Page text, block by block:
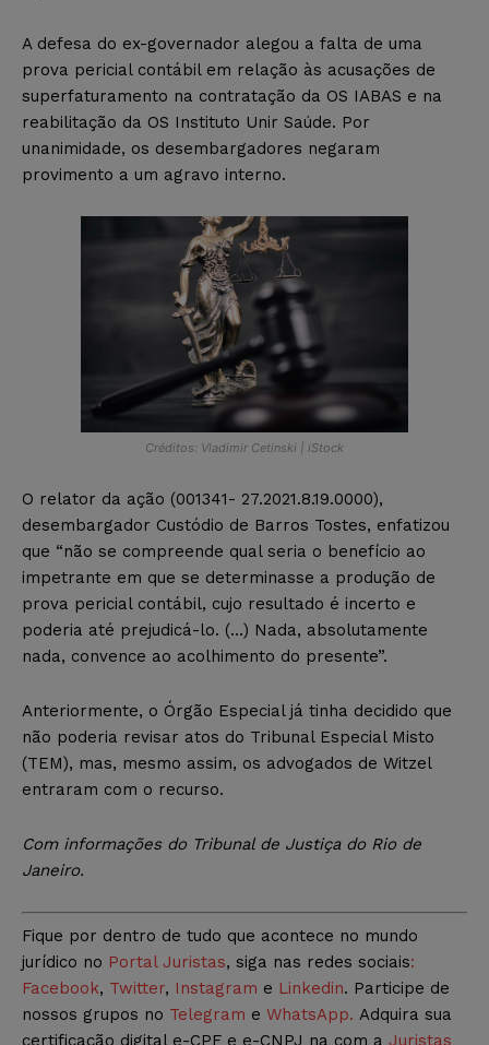
A defesa do ex-governador alegou a falta de uma
prova pericial contábil em relação às acusações de
superfaturamento na contratação da OS IABAS e na
reabilitação da OS Instituto Unir Saúde. Por
unanimidade, os desembargadores negaram
provimento a um agravo interno.
Créditos: Vladimir Cetinski | iStock
O relator da ação (001341- 27.2021.8.19.0000),
desembargador Custódio de Barros Tostes, enfatizou
que “não se compreende qual seria o benefício ao
impetrante em que se determinasse a produção de
prova pericial contábil, cujo resultado é incerto e
poderia até prejudicá-lo. (…) Nada, absolutamente
nada, convence ao acolhimento do presente”.
Anteriormente, o Órgão Especial já tinha decidido que
não poderia revisar atos do Tribunal Especial Misto
(TEM), mas, mesmo assim, os advogados de Witzel
entraram com o recurso.
Com informações do Tribunal de Justiça do Rio de
Janeiro.
Fique por dentro de tudo que acontece no mundo
jurídico no Portal Juristas, siga nas redes sociais:
Facebook, Twitter, Instagram e Linkedin. Participe de
nossos grupos no Telegram e WhatsApp. Adquira sua
certificação digital e-CPF e e-CNPJ na com a Juristas